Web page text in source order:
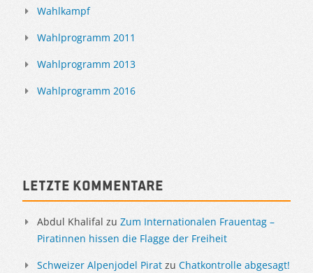
Wahlkampf
Wahlprogramm 2011
Wahlprogramm 2013
Wahlprogramm 2016
Letzte Kommentare
Abdul Khalifal zu Zum Internationalen Frauentag –
Piratinnen hissen die Flagge der Freiheit
Schweizer Alpenjodel Pirat zu Chatkontrolle abgesagt!